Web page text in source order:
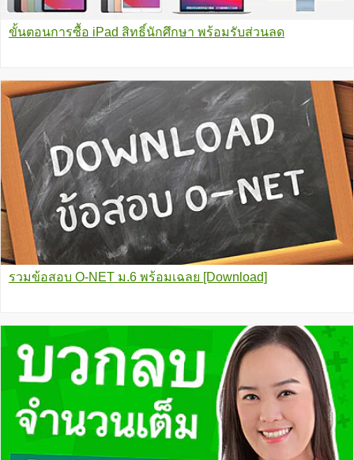
ขั้นตอนการซื้อ iPad สิทธิ์นักศึกษา พร้อมรับส่วนลด
รวมข้อสอบ O-NET ม.6 พร้อมเฉลย [Download]